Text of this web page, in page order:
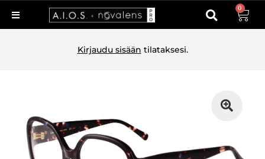
0
Kirjaudu sisään tilataksesi.